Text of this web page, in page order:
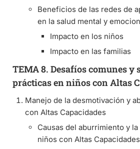
Beneficios de las redes de
en la salud mental y
Impacto en los niños
Impacto en las familias
TEMA 8. Desafíos comunes y
prácticas en niños con Altas
Manejo de la desmotivación y
con Altas Capacidades
Causas del aburrimiento y
niños con Altas Capacidades